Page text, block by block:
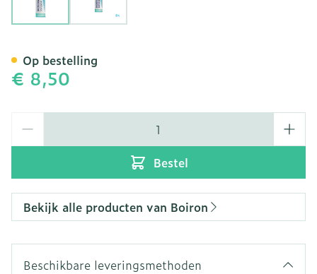
€ 8,50
Bestel
Op bestelling
Bekijk alle producten van Boiron
Beschikbare leveringsmethoden